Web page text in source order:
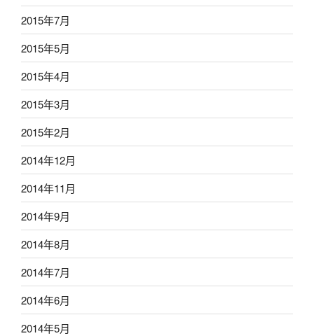
2015年7月
2015年5月
2015年4月
2015年3月
2015年2月
2014年12月
2014年11月
2014年9月
2014年8月
2014年7月
2014年6月
2014年5月